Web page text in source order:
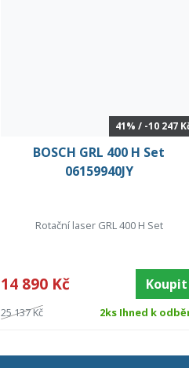
41% / -10 247
BOSCH GRL 400 H Set
06159940JY
Rotační laser GRL 400 H Set
14 890 Kč Koupit
25 137 Kč 2ks Ihned k